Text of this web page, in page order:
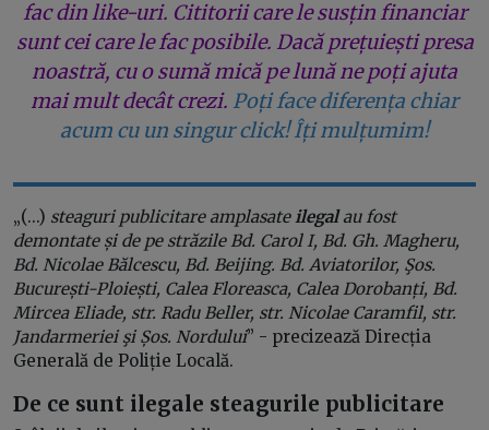
fac din like-uri. Cititorii care le susțin financiar
sunt cei care le fac posibile. Dacă prețuiești presa
noastră, cu o sumă mică pe lună ne poți ajuta
mai mult decât crezi. Poți face diferența chiar
acum cu un singur click! Îți mulțumim!
„(...) steaguri publicitare amplasateilegalau fost
demontate și de pe străzile Bd. Carol I, Bd. Gh. Magheru,
Bd. Nicolae Bălcescu, Bd. Beijing. Bd. Aviatorilor, Şos.
București-Ploiești, Calea Floreasca, Calea Dorobanți, Bd.
Mircea Eliade, str. Radu Beller, str. Nicolae Caramfil, str.
Jandarmeriei şi Șos. Nordului” - precizează Direcția
Generală de Poliție Locală.
De ce sunt ilegale steagurile publicitare